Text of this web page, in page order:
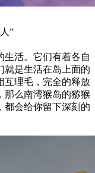
”
生活。它们有着各自
就是生活在岛上面的
互理毛，完全的释放
那么南湾猴岛的猕猴
都会给你留下深刻的